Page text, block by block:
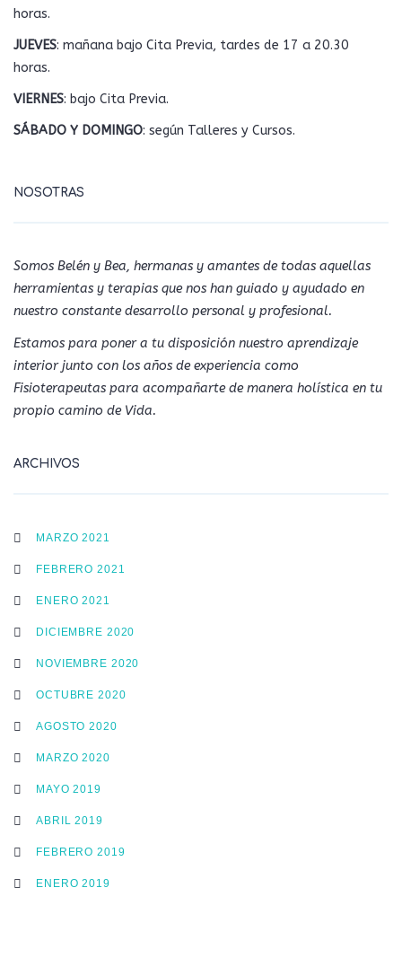
horas.
JUEVES: mañana bajo Cita Previa, tardes de 17 a 20.30
horas.
VIERNES: bajo Cita Previa.
SÁBADO Y DOMINGO: según Talleres y Cursos.
NOSOTRAS
Somos Belén y Bea, hermanas y amantes de todas aquellas
herramientas y terapias que nos han guiado y ayudado en
nuestro constante desarrollo personal y profesional.
Estamos para poner a tu disposición nuestro aprendizaje
interior junto con los años de experiencia como
Fisioterapeutas para acompañarte de manera holística en tu
propio camino de Vida.
ARCHIVOS
MARZO 2021
FEBRERO 2021
ENERO 2021
DICIEMBRE 2020
NOVIEMBRE 2020
OCTUBRE 2020
AGOSTO 2020
MARZO 2020
MAYO 2019
ABRIL 2019
FEBRERO 2019
ENERO 2019